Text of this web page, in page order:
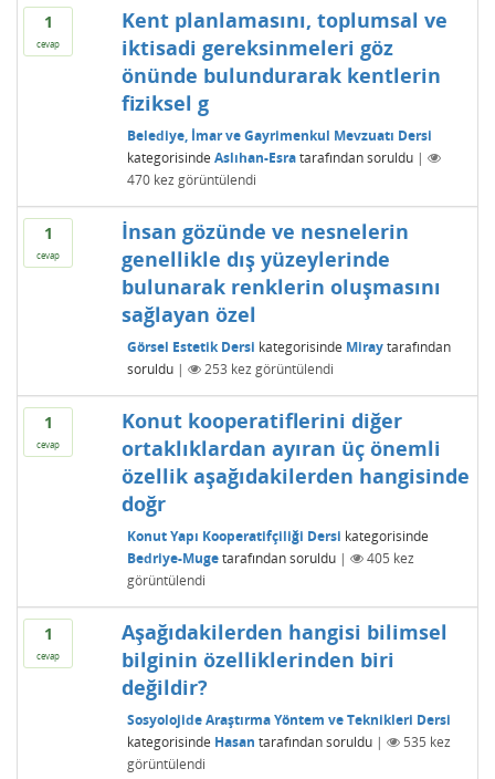
1
cevap
Kent planlamasını, toplumsal ve
iktisadi gereksinmeleri göz
önünde bulundurarak kentlerin
fiziksel g
Belediye, İmar ve Gayrimenkul Mevzuatı Dersi
kategorisinde Aslıhan-Esra tarafından soruldu |
470kez görüntülendi
1
cevap
İnsan gözünde ve nesnelerin
genellikle dış yüzeylerinde
bulunarak renklerin oluşmasını
sağlayan özel
Görsel Estetik Dersi kategorisinde Miray tarafından
soruldu | 253 kez görüntülendi
1
cevap
Konut kooperatiflerini diğer
ortaklıklardan ayıran üç önemli
özellik aşağıdakilerden hangisinde
doğr
Konut Yapı Kooperatifçiliği Dersi kategorisinde
Bedriye-Muge tarafından soruldu | 405 kez
görüntülendi
1
cevap
Aşağıdakilerden hangisi bilimsel
bilginin özelliklerinden biri
değildir?
Sosyolojide Araştırma Yöntem ve Teknikleri Dersi
kategorisinde Hasan tarafından soruldu | 535 kez
görüntülendi